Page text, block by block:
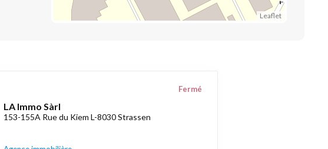
Leaflet
LA Immo Sàrl
153-155A Rue du Kiem L-8030 Strassen
Fermé